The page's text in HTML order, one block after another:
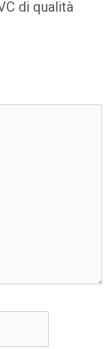
di qualità